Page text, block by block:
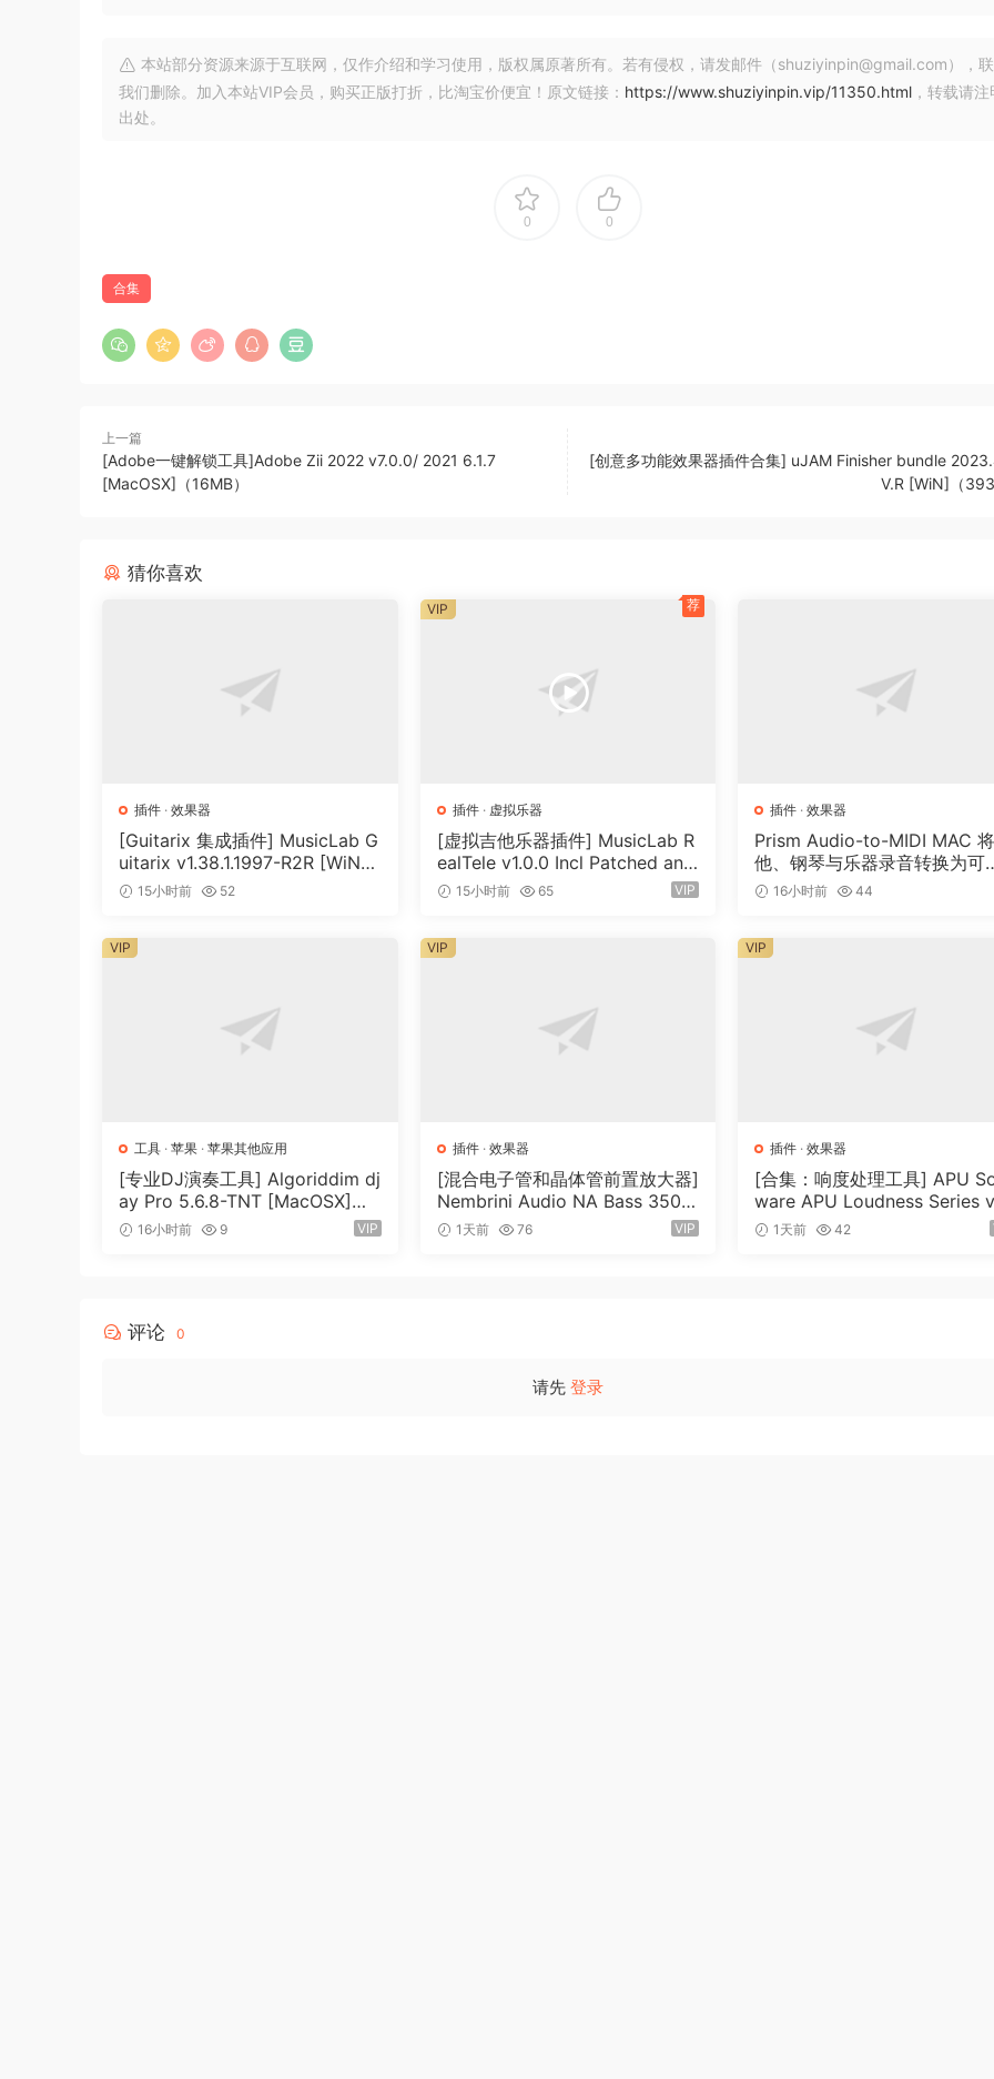
本站部分资源来源于互联网，仅作介绍和学习使用，版权属原著所有。若有侵权，请发邮件（shuziyinpin@gmail.com），
我们删除。加入本站VIP会员，购买正版打折，比淘宝价便宜！原文链接： https://www.shuziyinpin.vip/11350.html ，转载请注
出处。
0 0
合集
上一篇
[Adobe一键解锁工具]Adobe Zii 2022 v7.0.0/ 2021 6.1.7
[MacOSX]（16MB）
[创意多功能效果器插件合集] uJAM Finisher bundle
V.R [WiN]（
猜你喜欢
插件 · 效果器
[Guitarix 集成插件] MusicLab G
uitarix v1.38.1.1997-R2R [WiN]
（7.5MB）
15小时前 52
插件· 虚拟乐器
[虚拟吉他乐器插件] MusicLab R
ealTele v1.0.0 Incl Patched and
Keygen-R2R [WiN]（13.7MB）
15小时前 65 VIP
VIP 荐
插件 ·效果器
Prism Audio-to-MIDI MAC
他、钢琴与乐器录音转换为可
辑 MIDI
16小时前 44
工具 · 苹果 · 苹果其他应用
[专业DJ演奏工具] Algoriddim dj
ay Pro 5.6.8-TNT [MacOSX]
（290MB）
16小时前 9 VIP
VIP
插件· 效果器
[混合电子管和晶体管前置放大器]
Nembrini Audio NA Bass 3500
v1.0.0 Incl Keygen-R2R [WiN]
1天前 76 VIP
VIP
插件 ·效果器
[合集：响度处理工具] APU
ware APU Loudness Series
7.0 Incl Keygen-R2R [WiN]
1天前 42
VIP
评论 0
请先 登录